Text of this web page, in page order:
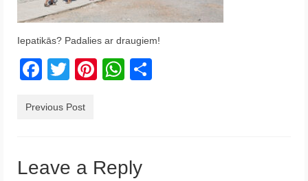
Francija
Austrija
Itālija
Ukraina
Iepatikās? Padalies ar draugiem!
Facebook
TwitterPinterest
WhatsApp
Previous Post
Leave a Reply